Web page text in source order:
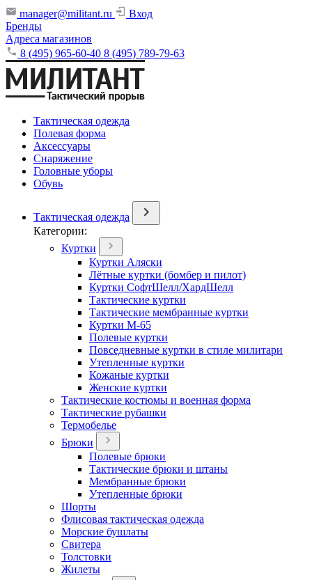
manager@militant.ru
Вход
Бренды
Адреса магазинов
8 (495) 965-60-40 8 (495) 789-79-63
Тактическая одежда
Полевая форма
Аксессуары
Снаряжение
Головные уборы
Обувь
Тактическая одежда
Категории:
Куртки
Куртки Аляски
Лётные куртки (бомбер и пилот)
Куртки СофтШелл/ХардШелл
Тактические куртки
Тактические мембранные куртки
Куртки М-65
Полевые куртки
Повседневные куртки в стиле милитари
Утепленные куртки
Кожаные куртки
Женские куртки
Тактические костюмы и военная форма
Тактические рубашки
Термобелье
Брюки
Полевые брюки
Тактические брюки и штаны
Мембранные брюки
Утепленные брюки
Шорты
Флисовая тактическая одежда
Морские бушлаты
Свитера
Толстовки
Жилеты